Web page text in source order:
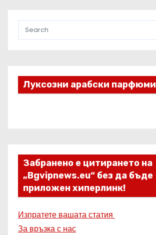
Луксозни арабски парфюми
Забранено е цитирането на
„Bgvipnews.eu“ без да бъде
приложен хиперлинк!
Изпратете вашата статия
За връзка с нас